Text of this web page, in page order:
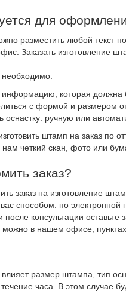
для
разместить любой текст
Заказать изготовление
необходимо:
информацию, которая должна
с формой и размером
оснастку: ручную или
штамп на заказ по
нам четкий скан, фото или
заказ?
заказ на изготовление
способом: по электронной
консультации оставьте
можно в нашем офисе,
размер штампа, тип
течение часа. В этом случае